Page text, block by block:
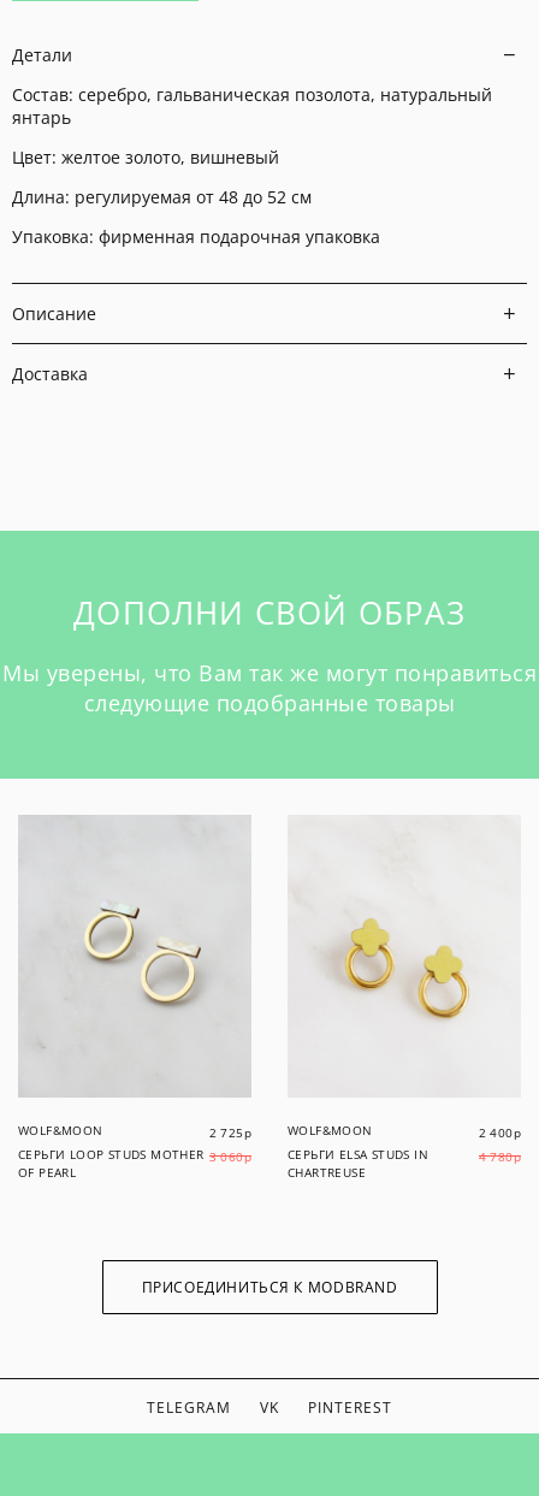
Детали
Состав: серебро, гальваническая позолота, натуральный
янтарь
Цвет: желтое золото, вишневый
Длина: регулируемая от 48 до 52 см
Упаковка: фирменная подарочная упаковка
Описание
Доставка
ДОПОЛНИ СВОЙ ОБРАЗ
Мы уверены, что Вам так же могут понравиться
следующие подобранные товары
WOLF&MOON 2 725р
СЕРЬГИ LOOP STUDS MOTHER
OF PEARL
3 060р
WOLF&MOON 2 400р
СЕРЬГИ ELSA STUDS IN
CHARTREUSE
4 780р
ПРИСОЕДИНИТЬСЯ К MODBRAND
TELEGRAM VK PINTEREST